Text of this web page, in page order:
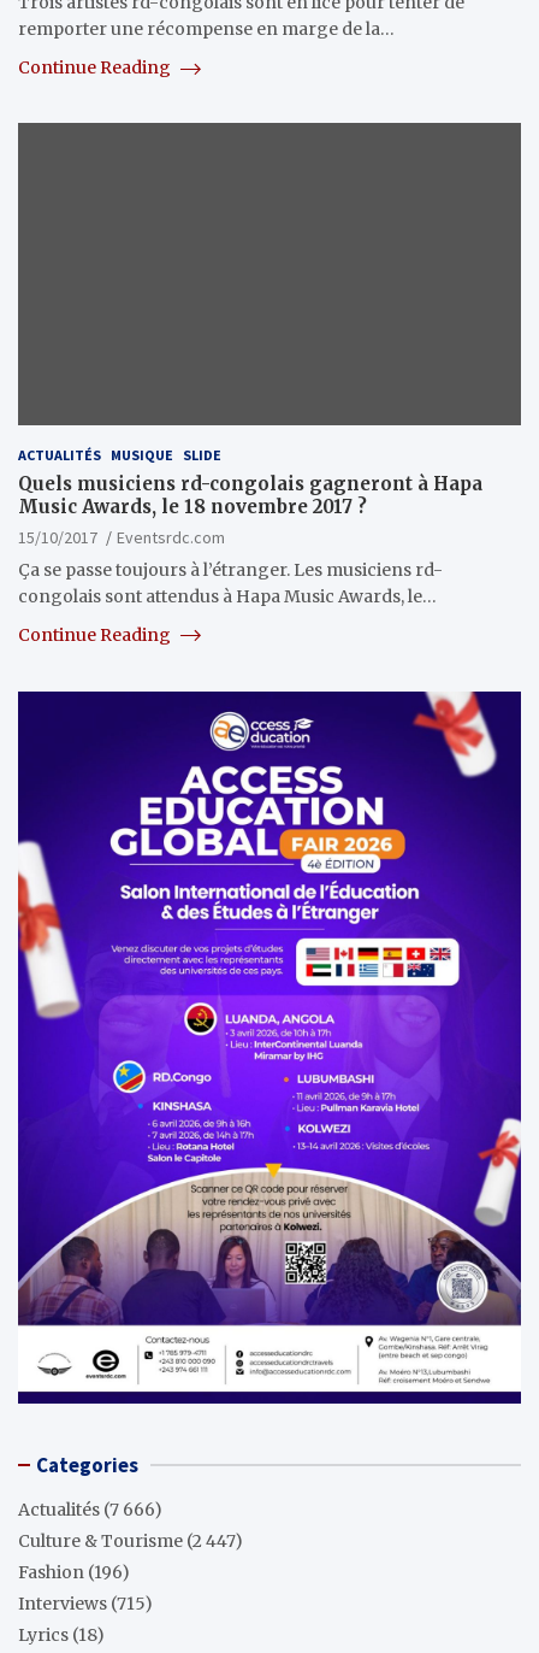
remporter une récompense en marge de la…
Continue Reading
ACTUALITÉS MUSIQUE SLIDE
Quels musiciens rd-congolais gagneront à Hapa
Music Awards, le 18 novembre 2017 ?
15/10/2017
Eventsrdc.com
Ça se passe toujours à l’étranger. Les musiciens rd-
congolais sont attendus à Hapa Music Awards, le…
Continue Reading
Categories
Actualités (7 666)
Culture & Tourisme (2 447)
Fashion (196)
Interviews (715)
Lyrics (18)